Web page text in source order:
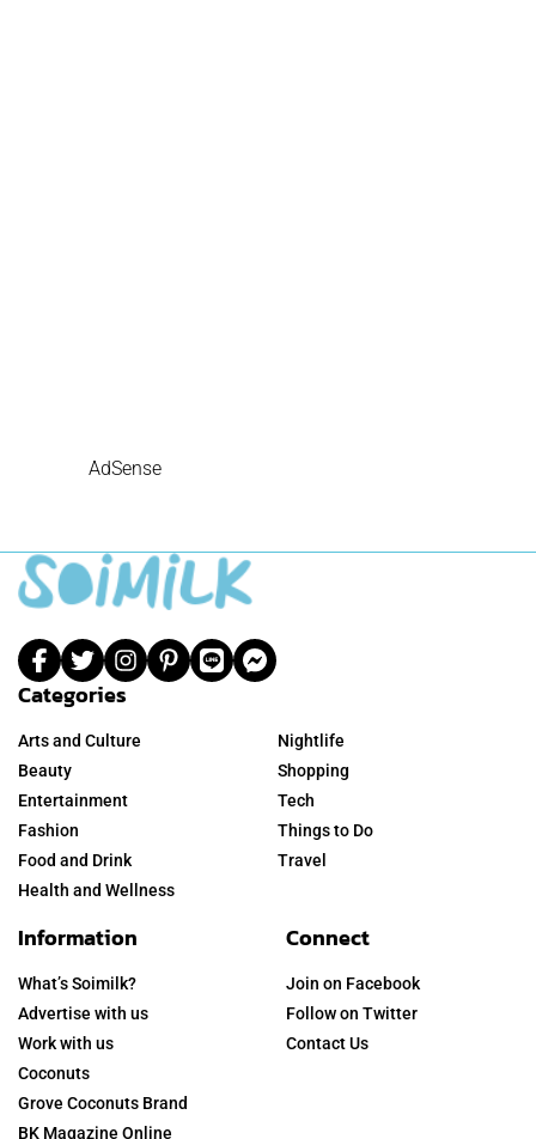
AdSense
Categories
Arts and Culture
Beauty
Entertainment
Fashion
Food and Drink
Health and Wellness
Nightlife
Shopping
Tech
Things to Do
Travel
Information
What’s Soimilk?
Advertise with us
Work with us
Coconuts
Grove Coconuts Brand
BK Magazine Online
Connect
Join on Facebook
Follow on Twitter
Contact Us